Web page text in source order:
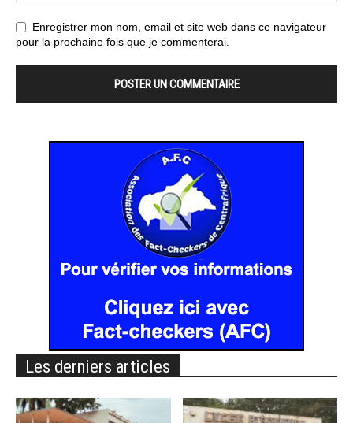
Enregistrer mon nom, email et site web dans ce navigateur
pour la prochaine fois que je commenterai.
Les derniers articles